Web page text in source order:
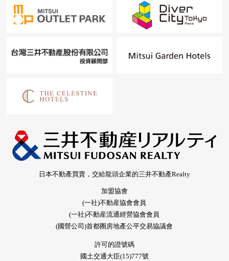
日本不動產買賣，交給龍頭企業的三井不動產Realty
加盟協會
(一社)不動産協會會員
(一社)不動産流通經營協會會員
(國營公司)首都圈房地產公平交易協議會
許可的證號碼
國土交通大臣(15)777號